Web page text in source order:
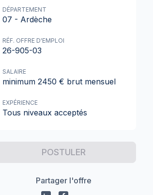
DÉPARTEMENT
07 - Ardèche
RÉF. OFFRE D'EMPLOI
26-905-03
SALAIRE
minimum 2450 € brut mensuel
EXPÉRIENCE
Tous niveaux acceptés
POSTULER
Partager l'offre